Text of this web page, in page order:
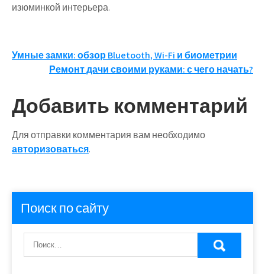
изюминкой интерьера.
Навигация
записям
Умные замки: обзор Bluetooth, Wi-Fi и биометрии
Ремонт дачи своими руками: с чего начать?
Добавить комментарий
Для отправки комментария вам необходимо
авторизоваться.
Поиск по сайту